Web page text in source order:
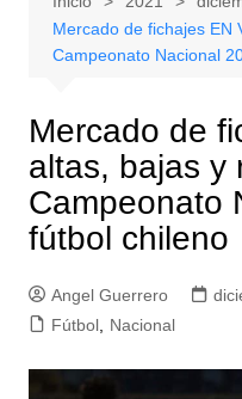
Mercado de fichajes EN
Campeonato Nacional
Mercado de
altas, bajas y
Campeonato
fútbol chileno
Angel Guerrero
Fútbol, Nacional